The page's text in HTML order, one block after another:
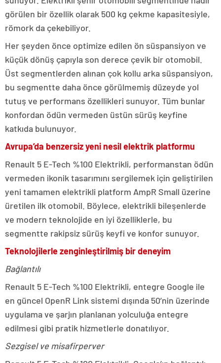
görülen bir özellik olarak 500 kg çekme kapasitesiyle,
römork da çekebiliyor.
Her şeyden önce optimize edilen ön süspansiyon ve
küçük dönüş çapıyla son derece çevik bir otomobil.
Üst segmentlerden alınan çok kollu arka süspansiyon,
bu segmentte daha önce görülmemiş düzeyde yol
tutuş ve performans özellikleri sunuyor. Tüm bunlar
konfordan ödün vermeden üstün sürüş keyfine
katkıda bulunuyor.
Avrupa’da benzersiz yeni nesil elektrik platformu
Renault 5 E-Tech %100 Elektrikli, performanstan ödün
vermeden ikonik tasarımını sergilemek için geliştirilen
yeni tamamen elektrikli platform AmpR Small üzerine
üretilen ilk otomobil. Böylece, elektrikli bileşenlerde
ve modern teknolojide en iyi özelliklerle, bu
segmentte rakipsiz sürüş keyfi ve konfor sunuyor.
Teknolojilerle zenginleştirilmiş bir deneyim
Bağlantılı
Renault 5 E-Tech %100 Elektrikli, entegre Google ile
en güncel OpenR Link sistemi dışında 50’nin üzerinde
uygulama ve şarjın planlanan yolculuğa entegre
edilmesi gibi pratik hizmetlerle donatılıyor.
Sezgisel ve misafirperver